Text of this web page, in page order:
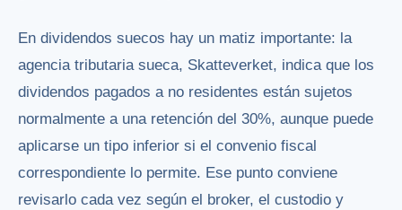
En dividendos suecos hay un matiz importante: la
agencia tributaria sueca, Skatteverket, indica que los
dividendos pagados a no residentes están sujetos
normalmente a una retención del 30%, aunque puede
aplicarse un tipo inferior si el convenio fiscal
correspondiente lo permite. Ese punto conviene
revisarlo cada vez según el broker, el custodio y